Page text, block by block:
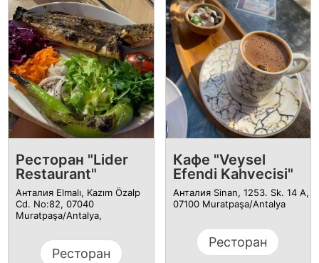
Ресторан "Lider
Restaurant"
Анталия Elmalı, Kazım Özalp
Cd. No:82, 07040
Muratpaşa/Antalya,
Ресторан
Кафе "Veysel
Efendi Kahvecisi"
Анталия Sinan, 1253. Sk. 14 A,
07100 Muratpaşa/Antalya
Ресторан